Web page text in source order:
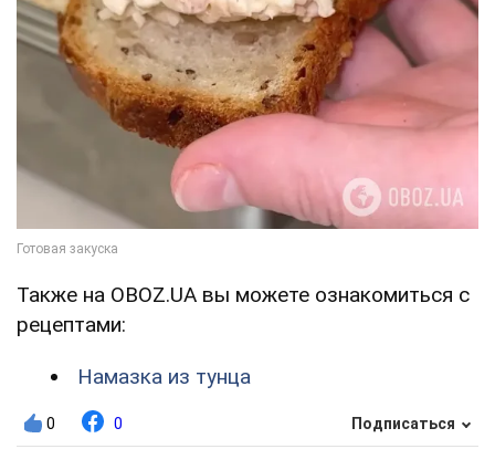
Также на OBOZ.UA вы можете ознакомиться с
рецептами:
Намазка из тунца
0 0 Подписаться